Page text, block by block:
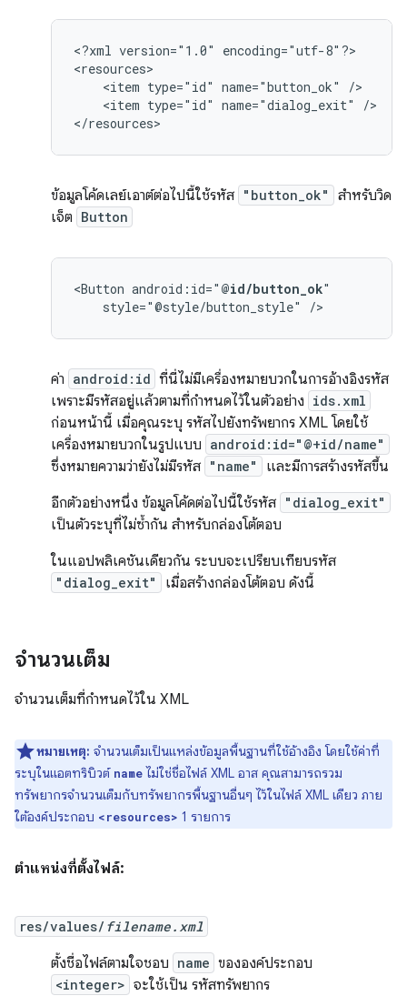
<?xml version="1.0"
encoding="utf-8"?>
<item type="id" name="button_ok"
<item type="id" name="dialog_exit"
/>
</resources>
ข้อมูลโค้ดเลย์เอาต์ต่อไปนี้ใช้รหัส "button_ok"
สำหรับวิด
เจ็ต Button
<Button android:id=" @id/button_ok
style="@style/button_style"
/>
ค่า android:id ที่นี่ไม่มีเครื่องหมายบวกในการอ้างอิงรหัส
เพราะมีรหัสอยู่แล้วตามที่กำหนดไว้ในตัวอย่าง ids.xml
ก่อนหน้านี้ เมื่อคุณระบุ รหัสไปยังทรัพยากร XML โดยใช้
เครื่องหมายบวกในรูปแบบ android:id="@+id/name"
ซึ่งหมายความว่ายังไม่มีรหัส "name"
และมีการสร้างรหัสขึ้น
อีกตัวอย่างหนึ่ง ข้อมูลโค้ดต่อไปนี้ใช้รหัส "dialog_exit"
เป็นตัวระบุที่ไม่ซ้ำกัน สำหรับกล่องโต้ตอบ
ในแอปพลิเคชันเดียวกัน ระบบจะเปรียบเทียบรหัส
"dialog_exit" เมื่อสร้างกล่องโต้ตอบ ดังนี้
จำนวนเต็ม
จำนวนเต็มที่กำหนดไว้ใน XML
หมายเหตุ: จำนวนเต็มเป็นแหล่งข้อมูลพื้นฐานที่ใช้อ้างอิง โดยใช้ค่าที่
ระบุในแอตทริบิวต์ name ไม่ใช่ชื่อไฟล์ XML อาส คุณสามารถรวม
ทรัพยากรจำนวนเต็มกับทรัพยากรพื้นฐานอื่นๆ ไว้ในไฟล์ XML เดียว ภาย
ใต้องค์ประกอบ <resources> 1 รายการ
ตำแหน่งที่ตั้งไฟล์:
res/values/ filename.xml
ตั้งชื่อไฟล์ตามใจชอบ name ขององค์ประกอบ
<integer> จะใช้เป็น รหัสทรัพยากร